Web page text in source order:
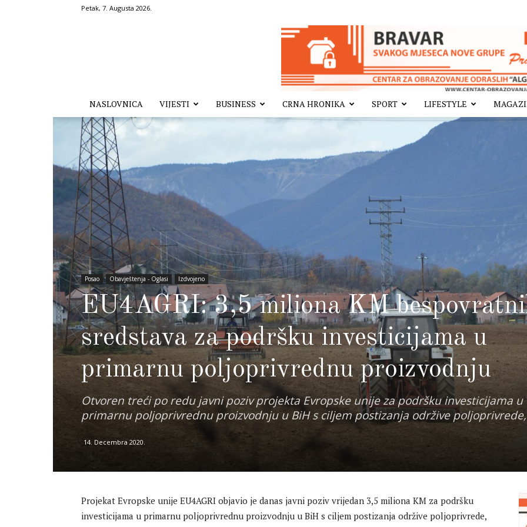
Petak, 7. Augusta 2026.
NASLOVNICA VIJESTI BUSINESS CRNA HRONIKA SPORT LIFESTYLE
Posao Obavještenja - Oglasi Izdvojeno
EU4AGRI: 3,5 miliona KM
sredstava za podršku investicijama u
primarnu poljoprivrednu proizvodnju
Otvoren treći po redu javni poziv projekta Evropske unije za podršku investicijama u
primarnu poljoprivrednu proizvodnju u BiH s ciljem postizanja održive poljoprivrede,
14. Decembra 2020.
Projekat Evropske unije EU4AGRI objavio je danas javni poziv vrijedan 3,5 miliona KM za podršku
investicijama u primarnu poljoprivrednu proizvodnju u BiH s ciljem postizanja održive poljoprivrede,